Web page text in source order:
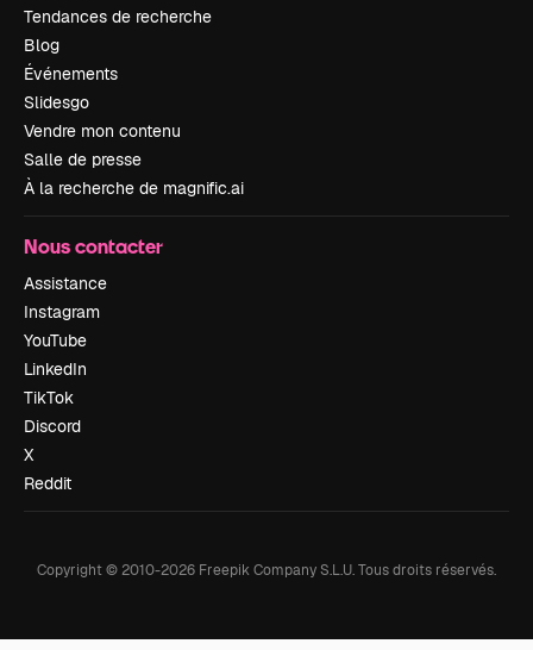
Tendances de recherche
Blog
Événements
Slidesgo
Vendre mon contenu
Salle de presse
À la recherche de magnific.ai
Nous contacter
Assistance
Instagram
YouTube
LinkedIn
TikTok
Discord
X
Reddit
Copyright © 2010-2026 Freepik Company S.L.U.Tous droits réservés.